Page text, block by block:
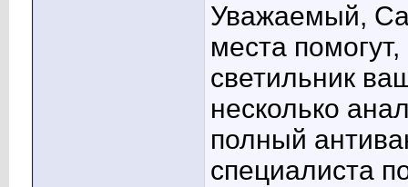
Уважаемый,
места
светильник
несколько
полный
специалиста